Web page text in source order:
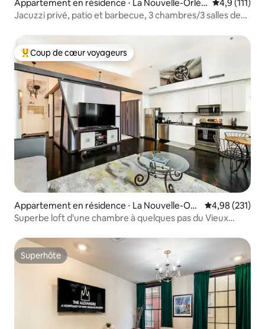
Appartement en résidence ⋅ La Nouvelle-Orléa
ns
Évaluation
4,9 (111)
Jacuzzi privé, patio et barbecue, 3 chambres/3 salles de
Coups de cœur voyageurs les plus appréciés
Coup de cœur voyageurs
Appartement en résidence ⋅ La Nouvelle-Orl
éans
Évaluation
4,98 (231)
Superbe loft d'une chambre à quelques pas du Vieux
Superhôte
Superhôte